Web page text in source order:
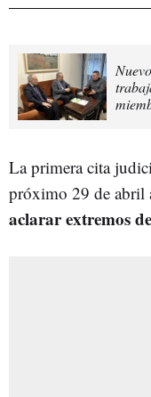
La primera cita
próximo 29 de abril
aclarar extremos